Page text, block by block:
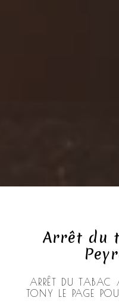
Arrêt du
ARRÊT DU TABAC
TONY LE PAGE